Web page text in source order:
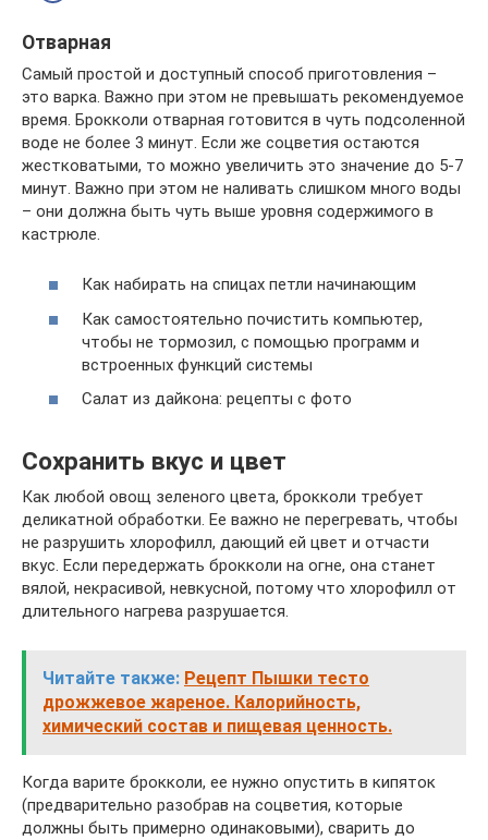
Отварная
Самый простой и доступный способ приготовления –
это варка. Важно при этом не превышать рекомендуемое
время. Брокколи отварная готовится в чуть подсоленной
воде не более 3 минут. Если же соцветия остаются
жестковатыми, то можно увеличить это значение до 5-7
минут. Важно при этом не наливать слишком много воды
– они должна быть чуть выше уровня содержимого в
кастрюле.
Как набирать на спицах петли начинающим
Как самостоятельно почистить компьютер,
чтобы не тормозил, с помощью программ и
встроенных функций системы
Салат из дайкона: рецепты с фото
Сохранить вкус и цвет
Как любой овощ зеленого цвета, брокколи требует
деликатной обработки. Ее важно не перегревать, чтобы
не разрушить хлорофилл, дающий ей цвет и отчасти
вкус. Если передержать брокколи на огне, она станет
вялой, некрасивой, невкусной, потому что хлорофилл от
длительного нагрева разрушается.
Читайте также: Рецепт Пышки тесто
дрожжевое жареное. Калорийность,
химический состав и пищевая ценность.
Когда варите брокколи, ее нужно опустить в кипяток
(предварительно разобрав на соцветия, которые
должны быть примерно одинаковыми), сварить до